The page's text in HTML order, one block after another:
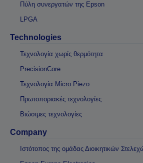
Πύλη συνεργατών της Epson
LPGA
Technologies
Τεχνολογία χωρίς θερμότητα
PrecisionCore
Τεχνολογία Micro Piezo
Πρωτοποριακές τεχνολογίες
Βιώσιμες τεχνολογίες
Company
Ιστότοπος της ομάδας Διοικητικών